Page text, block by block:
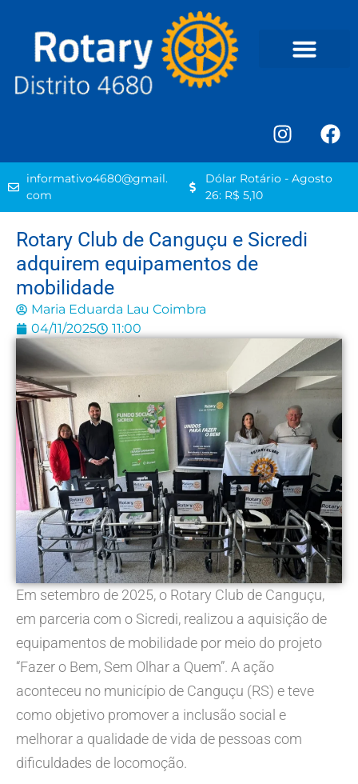
informativo4680@gmail.
com
Dólar Rotário - Agosto
26: R$ 5,10
Rotary Club de Canguçu e Sicredi
adquirem equipamentos de
mobilidade
Maria Eduarda Lau Coimbra
04/11/2025
11:00
Em setembro de 2025, o Rotary Club de Canguçu,
em parceria com o Sicredi, realizou a aquisição de
equipamentos de mobilidade por meio do projeto
“Fazer o Bem, Sem Olhar a Quem”. A ação
aconteceu no município de Canguçu (RS) e teve
como objetivo promover a inclusão social e
melhorar a qualidade de vida de pessoas com
dificuldades de locomoção.